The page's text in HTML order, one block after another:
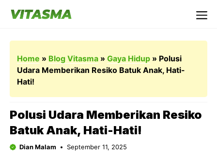
Home » Blog Vitasma » Gaya Hidup » Polusi
Udara Memberikan Resiko Batuk Anak, Hati-
Hati!
Polusi Udara Memberikan Resiko
Batuk Anak, Hati-Hati!
Dian Malam September 11, 2025